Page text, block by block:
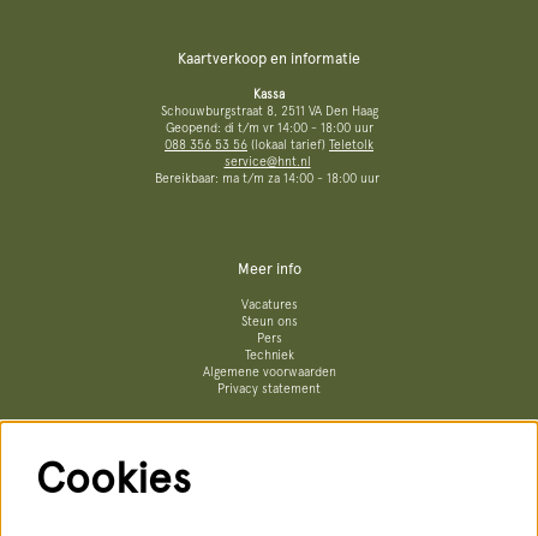
Kaartverkoop en informatie
Kassa
Schouwburgstraat 8, 2511 VA Den Haag
Geopend: di t/m vr 14:00 - 18:00 uur
088 356 53 56 (lokaal tarief) Teletolk
service@hnt.nl
Bereikbaar: ma t/m za 14:00 - 18:00 uur
Meer info
Vacatures
Steun ons
Pers
Techniek
Algemene voorwaarden
Privacy statement
Cookies